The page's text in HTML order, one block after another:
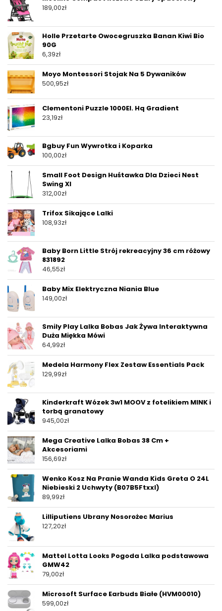
189,00zł
Holle Przetarte Owocegruszka Banan Kiwi Bio
90G
6,39zł
Moyo Montessori Stojak Na 5 Dywaników
500,95zł
Clementoni Puzzle 1000El. Hq Gradient
23,19zł
Bgbuy Fun Wywrotka i Koparka
100,00zł
Small Foot Design Huśtawka Dla Dzieci Nest
Swing Xl
312,00zł
Trifox Sikające Lalki
108,93zł
Baby Born Little Strój rekreacyjny 36 cm różowy
831892
46,55zł
Baby Mix Elektryczna Niania Blue
149,00zł
Smily Play Lalka Bobas Jak Żywa Interaktywna
Duża Miękka Mówi
64,99zł
Medela Harmony Flex Zestaw Essentials Pack
129,99zł
Kinderkraft Wózek 3w1 MOOV z fotelikiem MINK i
torbą granatowy
945,00zł
Mega Creative Lalka Bobas 38 Cm +
Akcesoriami
156,69zł
Wenko Kosz Na Pranie Wanda Kids Greta O 24L
Niebieski 2 Uchwyty (B07B5Ftxxl)
89,99zł
Lilliputiens Ubrany Nosorożec Marius
127,20zł
Mattel Lotta Looks Pogoda Lalka podstawowa
GMW42
79,00zł
Microsoft Surface Earbuds Białe (HVM00010)
599,00zł